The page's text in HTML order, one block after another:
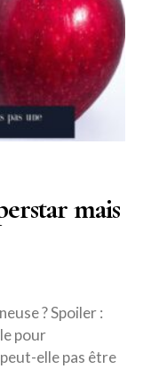
mais
? Spoiler :
pour
elle pas être